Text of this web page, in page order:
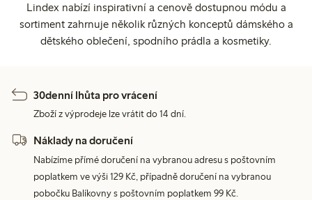
Lindex nabízí inspirativní a cenově dostupnou módu a
sortiment zahrnuje několik různých konceptů dámského a
dětského oblečení, spodního prádla a kosmetiky.
30denní lhůta pro vrácení
Zboží z výprodeje lze vrátit do 14 dní.
Náklady na doručení
Nabízíme přímé doručení na vybranou adresu s poštovním
poplatkem ve výši 129 Kč, případně doručení na vybranou
pobočku Balíkovny s poštovním poplatkem 99 Kč.